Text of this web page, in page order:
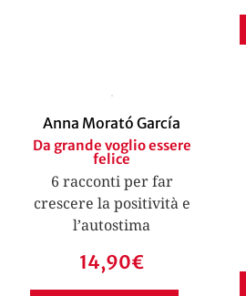
Anna Morató García
Da grande voglio essere
felice
6 racconti per far
crescere la positività e
l’autostima
14,90€